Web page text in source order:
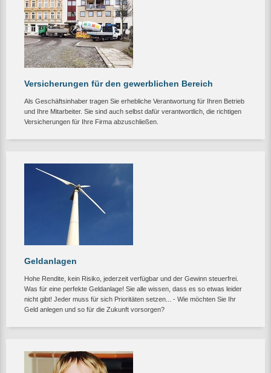
Versicherungen für den gewerblichen Bereich
Als Geschäftsinhaber tragen Sie erhebliche Verantwortung für Ihren Betrieb
und Ihre Mitarbeiter. Sie sind auch selbst dafür verantwortlich, die richtigen
Versicherungen für Ihre Firma abzuschließen.
Geldanlagen
Hohe Rendite, kein Risiko, jederzeit verfügbar und der Gewinn steuerfrei.
Was für eine perfekte Geldanlage! Sie alle wissen, dass es so etwas leider
nicht gibt! Jeder muss für sich Prioritäten setzen... - Wie möchten Sie Ihr
Geld anlegen und so für die Zukunft vorsorgen?